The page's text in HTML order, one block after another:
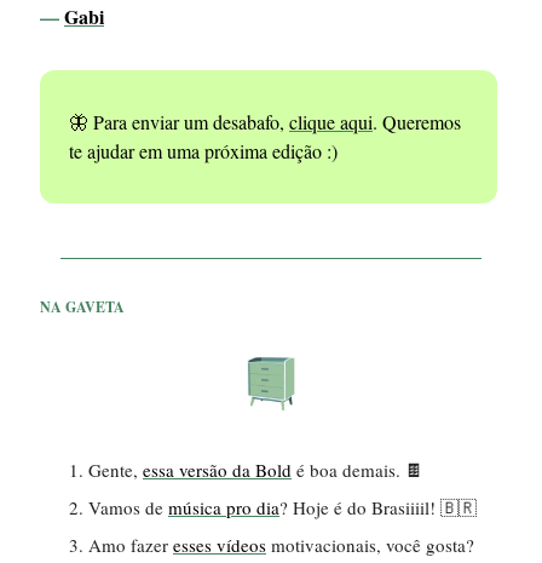
—Gabi
🦋 Para enviar um desabafo, clique aqui. Queremos
te ajudar em uma próxima edição :)
NA GAVETA
Gente, essa versão da Bold é boa demais. 🍫
Vamos de música pro dia? Hoje é do Brasiiiil! 🇧🇷
Amo fazer esses vídeos motivacionais, você gosta?